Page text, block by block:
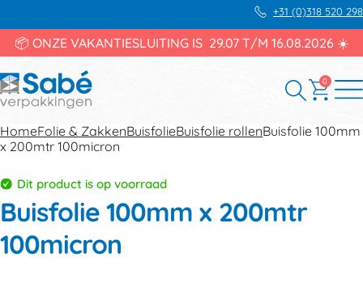
+31 (0)318 520 298
📦 ONZE VAKANTIESLUITING IS 29.07 T/M 16.08.2026 ☀️
0
HomeFolie & ZakkenBuisfolieBuisfolie rollenBuisfolie 100mm
x 200mtr 100micron
Dit product is op voorraad
Buisfolie 100mm x 200mtr
100micron